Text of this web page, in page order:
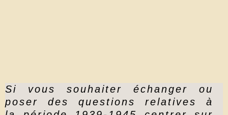
Si vous souhaiter échanger ou
poser des questions relatives à